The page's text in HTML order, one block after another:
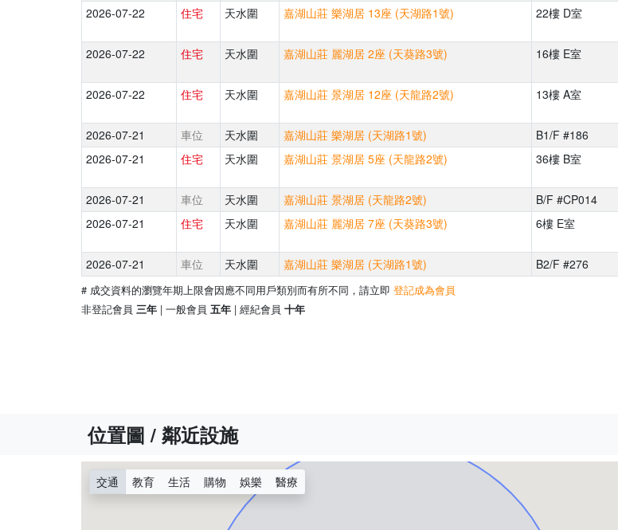
2026-07-22 住宅 天水圍 嘉湖山莊 樂湖居 13座 (天湖路1號) 22樓 D室
2026-07-22 住宅 天水圍 嘉湖山莊 麗湖居 2座 (天葵路3號) 16樓 E室
2026-07-22 住宅 天水圍 嘉湖山莊 景湖居 12座 (天龍路2號) 13樓 A室
2026-07-21 車位 天水圍 嘉湖山莊 樂湖居 (天湖路1號) B1/F #186
2026-07-21
住宅 天水圍 嘉湖山莊 景湖居 5座 (天龍路2號) 36樓 B室
2026-07-21 車位 天水圍 嘉湖山莊 景湖居 (天龍路2號) B/F #CP014
2026-07-21
住宅 天水圍 嘉湖山莊 麗湖居 7座 (天葵路3號) 6樓 E室
2026-07-21 車位 天水圍 嘉湖山莊 樂湖居 (天湖路1號) B2/F #276
# 成交資料的瀏覽年期上限會因應不同用戶類別而有所不同，請立即 登記成為會員
非登記會員 三年 | 一般會員 五年 | 經紀會員 十年
位置圖 / 鄰近設施
交通 教育 生活 購物 娛樂 醫療